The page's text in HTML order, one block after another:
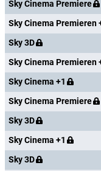
Sky Cinema Premiere
Sky 3D
Sky Cinema +1
Sky Cinema Premiere
Sky 3D
Sky Cinema +1
Sky 3D